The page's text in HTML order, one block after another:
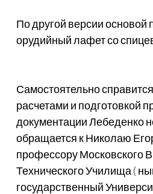
По другой версии основой
орудийный лафет со
Самостоятельно
расчетами и подготовкой
документации Лебеденко
обращается к Николаю
профессору Московского
Технического Училища (
государственный